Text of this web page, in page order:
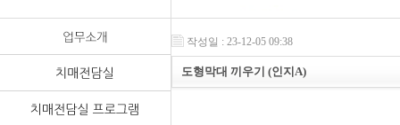
작성일 : 23-12-05 09:38
도형막대 끼우기 (인지A)